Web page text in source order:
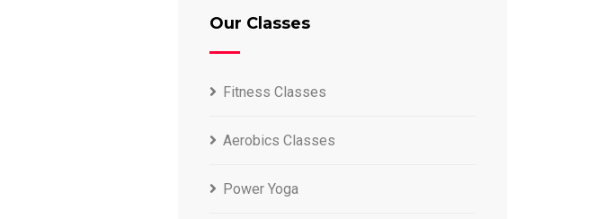
Our Classes
Fitness Classes
Aerobics Classes
Power Yoga